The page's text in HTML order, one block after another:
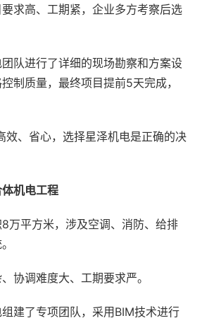
求高、工期紧，企业多方考察后选
队进行了详细的现场勘察和方案设
制质量，最终项目提前5天完成，
效、省心，选择星泽机电是正确的决
机电工程
万平方米，涉及空调、消防、给排
协调难度大、工期要求严。
建了专项团队，采用BIM技术进行